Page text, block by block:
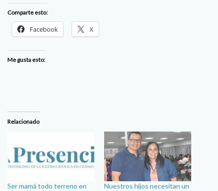
Comparte esto:
Facebook X
Me gusta esto:
Relacionado
Ser mamá todo terreno en
Nuestros hijos necesitan un